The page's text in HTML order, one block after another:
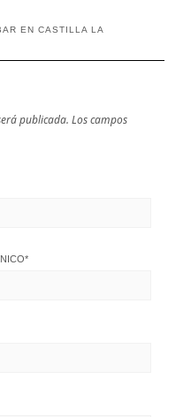
EN CASTILLA LA
publicada. Los campos
*